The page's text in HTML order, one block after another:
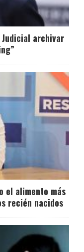
archivar
el alimento más
recién nacidos